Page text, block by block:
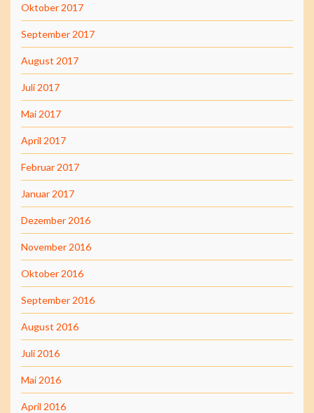
Oktober 2017
September 2017
August 2017
Juli 2017
Mai 2017
April 2017
Februar 2017
Januar 2017
Dezember 2016
November 2016
Oktober 2016
September 2016
August 2016
Juli 2016
Mai 2016
April 2016